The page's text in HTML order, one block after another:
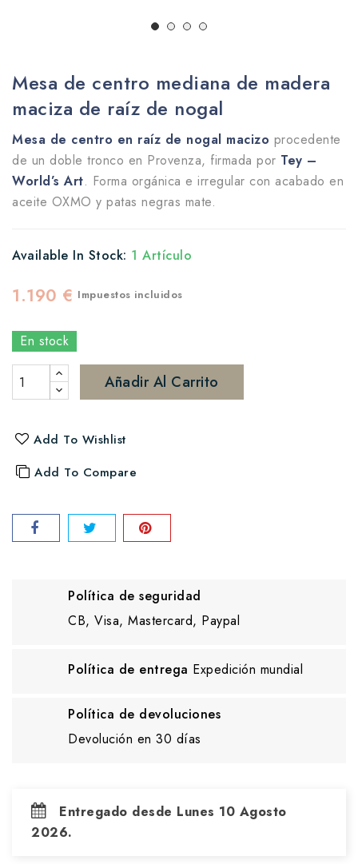
Mesa de centro mediana de madera
maciza de raíz de nogal
Mesa de centro en raíz de nogal macizo procedente
de un doble tronco en Provenza, firmada por Tey –
World’s Art. Forma orgánica e irregular con acabado en
aceite OXMO y patas negras mate.
Available In Stock: 1 Artículo
1.190 € Impuestos incluidos
En stock
Añadir Al Carrito
Add To Wishlist
Add To Compare
Política de seguridad
CB, Visa, Mastercard, Paypal
Política de entrega Expedición mundial
Política de devoluciones
Devolución en 30 días
Entregado desde Lunes 10 Agosto
2026.